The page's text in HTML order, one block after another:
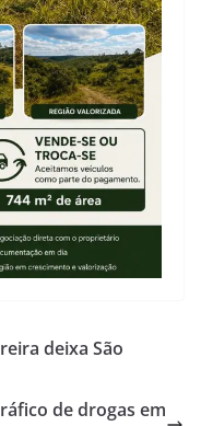
deixa São
de drogas em